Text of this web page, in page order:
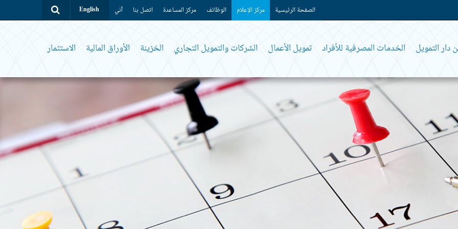
الصفحة الرئيسية مركز الإعلام الوظائف مركز المساعدة اتصل بنا آني English
دار التمويل الخدمات المصرفية للأفراد تمويل الأعمال الشركات والتمويل التجاري الخزينة الأوراق المالية الاستثمار